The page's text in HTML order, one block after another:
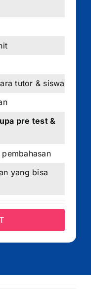
tutor & siswa
pre test &
yang bisa